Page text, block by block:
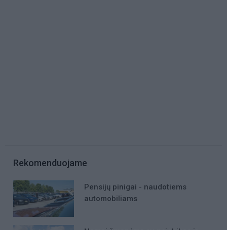
Rekomenduojame
Pensijų pinigai - naudotiems
automobiliams